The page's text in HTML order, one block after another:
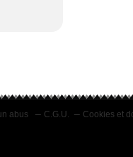
abus C.G.U. Cookies et